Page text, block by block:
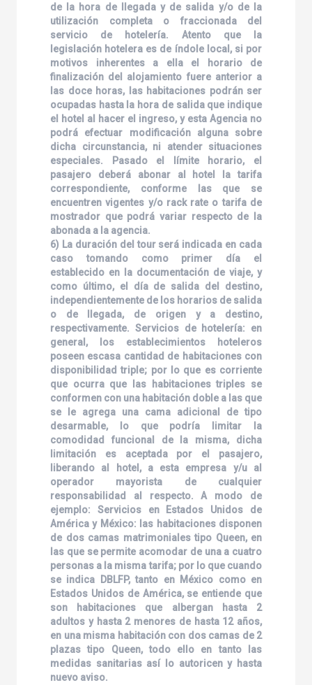
de la hora de llegada y de salida y/o de la
utilización completa o fraccionada del
servicio de hotelería. Atento que la
legislación hotelera es de índole local, si por
motivos inherentes a ella el horario de
finalización del alojamiento fuere anterior a
las doce horas, las habitaciones podrán ser
ocupadas hasta la hora de salida que indique
el hotel al hacer el ingreso, y esta Agencia no
podrá efectuar modificación alguna sobre
dicha circunstancia, ni atender situaciones
especiales. Pasado el límite horario, el
pasajero deberá abonar al hotel la tarifa
correspondiente, conforme las que se
encuentren vigentes y/o rack rate o tarifa de
mostrador que podrá variar respecto de la
abonada a la agencia.
6) La duración del tour será indicada en cada
caso tomando como primer día el
establecido en la documentación de viaje, y
como último, el día de salida del destino,
independientemente de los horarios de salida
o de llegada, de origen y a destino,
respectivamente. Servicios de hotelería: en
general, los establecimientos hoteleros
poseen escasa cantidad de habitaciones con
disponibilidad triple; por lo que es corriente
que ocurra que las habitaciones triples se
conformen con una habitación doble a las que
se le agrega una cama adicional de tipo
desarmable, lo que podría limitar la
comodidad funcional de la misma, dicha
limitación es aceptada por el pasajero,
liberando al hotel, a esta empresa y/u al
operador mayorista de cualquier
responsabilidad al respecto. A modo de
ejemplo: Servicios en Estados Unidos de
América y México: las habitaciones disponen
de dos camas matrimoniales tipo Queen, en
las que se permite acomodar de una a cuatro
personas a la misma tarifa; por lo que cuando
se indica DBLFP, tanto en México como en
Estados Unidos de América, se entiende que
son habitaciones que albergan hasta 2
adultos y hasta 2 menores de hasta 12 años,
en una misma habitación con dos camas de 2
plazas tipo Queen, todo ello en tanto las
medidas sanitarias así lo autoricen y hasta
nuevo aviso.